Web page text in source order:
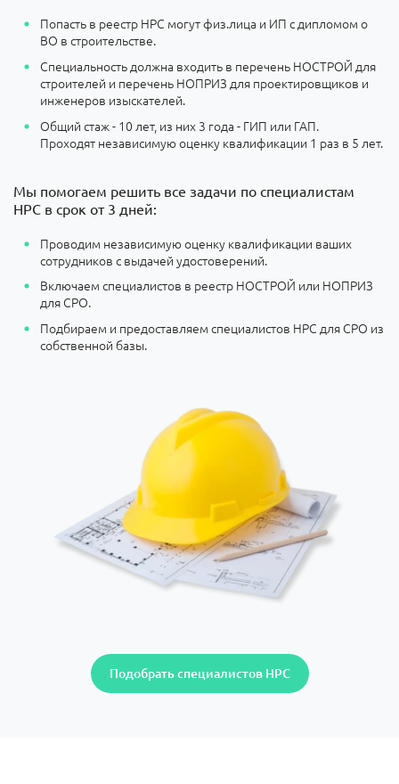
Попасть в реестр НРС могут физ.лица и ИП с дипломом о
ВО в строительстве.
Специальность должна входить в перечень НОСТРОЙ для
строителей и перечень НОПРИЗ для проектировщиков и
инженеров изыскателей.
Общий стаж - 10 лет, из них 3 года - ГИП или ГАП.
Проходят независимую оценку квалификации 1 раз в 5 лет.
Подобрать специалистов НРС
Мы помогаем решить все задачи по специалистам
НРС в срок от 3 дней:
Проводим независимую оценку квалификации ваших
сотрудников с выдачей удостоверений.
Включаем специалистов в реестр НОСТРОЙ или НОПРИЗ
для СРО.
Подбираем и предоставляем специалистов НРС для СРО из
собственной базы.